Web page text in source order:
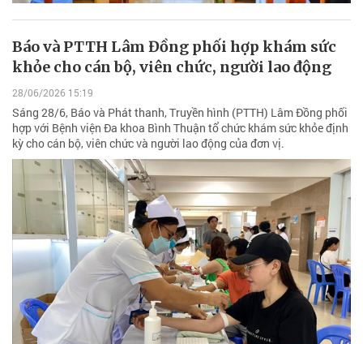
Báo và PTTH Lâm Đồng phối hợp khám sức
khỏe cho cán bộ, viên chức, người lao động
28/06/2026 15:19
Sáng 28/6, Báo và Phát thanh, Truyền hình (PTTH) Lâm Đồng phối
hợp với Bệnh viện Đa khoa Bình Thuận tổ chức khám sức khỏe định
kỳ cho cán bộ, viên chức và người lao động của đơn vị.